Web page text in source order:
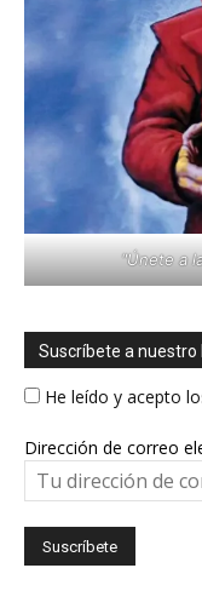
"Únete a
Suscríbete a nuestro
He leído y acepto
Dirección de correo